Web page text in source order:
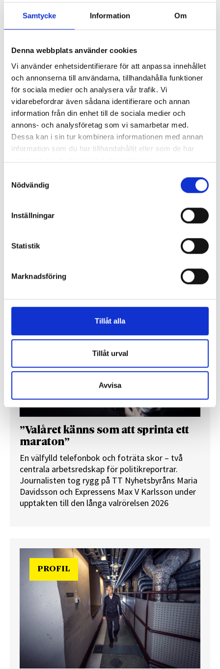
Samtycke Information Om
Denna webbplats använder cookies
Vi använder enhetsidentifierare för att anpassa innehållet
och annonserna till användarna, tillhandahålla funktioner
för sociala medier och analysera vår trafik. Vi
vidarebefordrar även sådana identifierare och annan
information från din enhet till de sociala medier och
annons- och analysföretag som vi samarbetar med.
Dessa kan i sin tur kombinera informationen med annan
information som du har tillhandahållit eller som de har
samlat in när du har använt deras tjänster.
Nödvändig
Inställningar
Statistik
Marknadsföring
Tillåt alla
Tillåt urval
Avvisa
Så mycket tjänar mediecheferna
Så mycket tjänar 260 mediechefer
chefredaktörerna
Så mycket tjänar dagspresscheferna
REPORTAGE
”Valåret känns som att sprinta ett
maraton”
En välfylld telefonbok och foträta skor – två
centrala arbetsredskap för politikreportrar.
Journalisten tog rygg på TT Nyhetsbyråns Maria
Davidsson och Expressens Max V Karlsson under
upptakten till den långa valrörelsen 2026
PROFIL